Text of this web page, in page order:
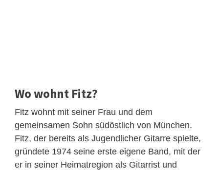
Wo wohnt Fitz?
Fitz wohnt mit seiner Frau und dem
gemeinsamen Sohn südöstlich von München.
Fitz, der bereits als Jugendlicher Gitarre spielte,
gründete 1974 seine erste eigene Band, mit der
er in seiner Heimatregion als Gitarrist und